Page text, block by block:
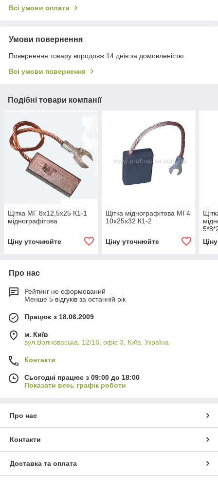
Всі умови оплати
Умови повернення
Повернення товару впродовж 14 днів за домовленістю
Всі умови повернення
Подібні товари компанії
Щітка МГ 8х12,5х25 К1-1
міднографітова
Ціну уточнюйте
Щітка міднографітова МГ4
10х25х32 К1-2
Ціну уточнюйте
Про нас
Рейтинг не сформований
Менше 5 відгуків за останній рік
Працює з 18.06.2009
м. Київ
вул.Волноваська, 12/16, офіс 3, Київ, Україна
Контакти
Сьогодні працює з 09:00 до 18:00
Показати весь графік роботи
Про нас
Контакти
Доставка та оплата